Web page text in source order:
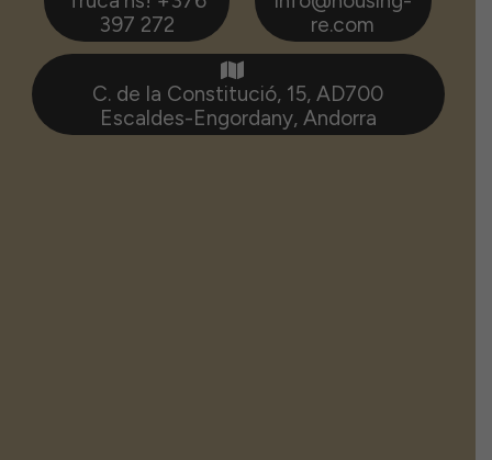
397 272
re.com
C. de la Constitució, 15, AD700
Escaldes-Engordany, Andorra